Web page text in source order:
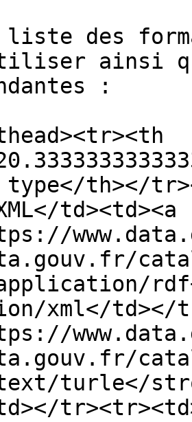
des
ainsi
:
type</th></
td><td><a
xml</td></
turle</